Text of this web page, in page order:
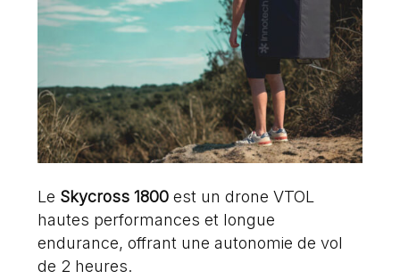
Le Skycross 1800 est un drone VTOL
hautes performances et longue
endurance, offrant une autonomie devol
de 2 heures.